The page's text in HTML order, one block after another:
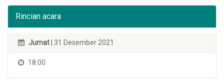
Rincian acara
Jumat | 31 Desember 2021
18:00